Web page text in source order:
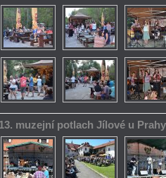
muzejní potlach Jílové u Prahy